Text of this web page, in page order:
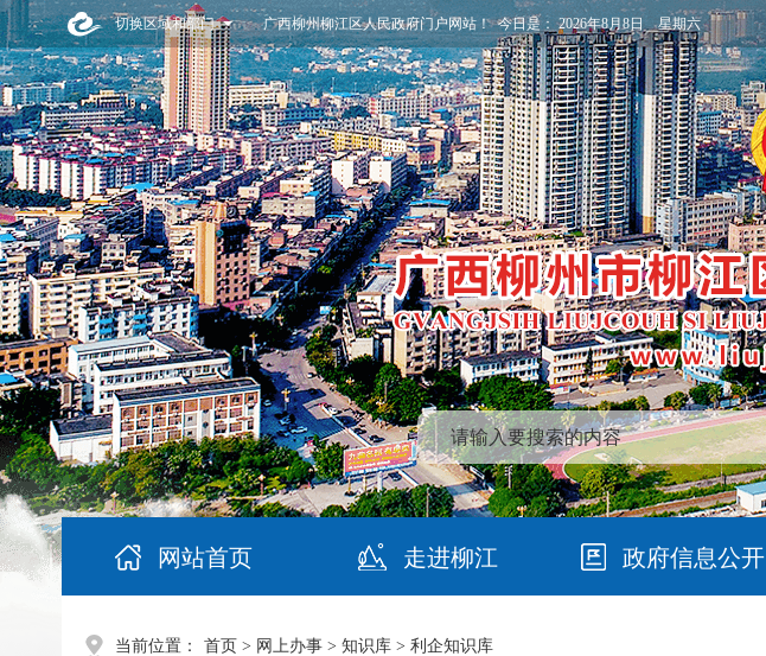
切换区域和部门 广西柳州柳江区人民政府门户网站！ 今日是：2026年8月8日 星期六
网站首页 走进柳江 政府信息公开
当前位置： 首页 > 网上办事 > 知识库 > 利企知识库